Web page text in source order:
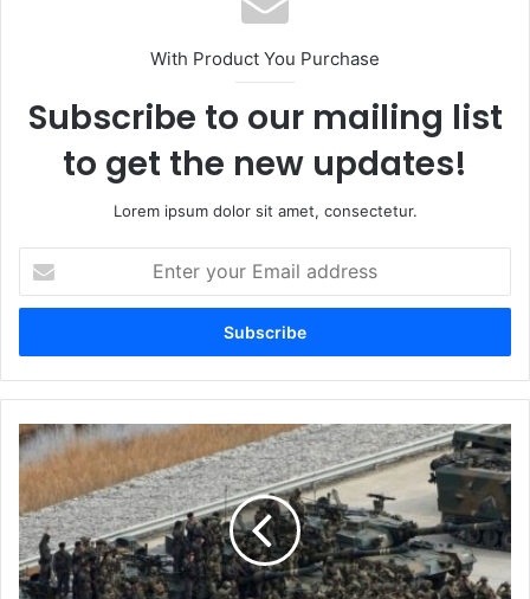
With Product You Purchase
Subscribe to our mailing list
to get the new updates!
Lorem ipsum dolor sit amet, consectetur.
your
Email